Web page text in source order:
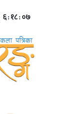
६ : १८ : ०८